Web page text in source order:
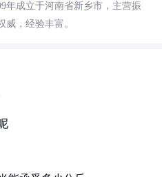
年成立于河南省新乡市，主营振
，经验丰富。